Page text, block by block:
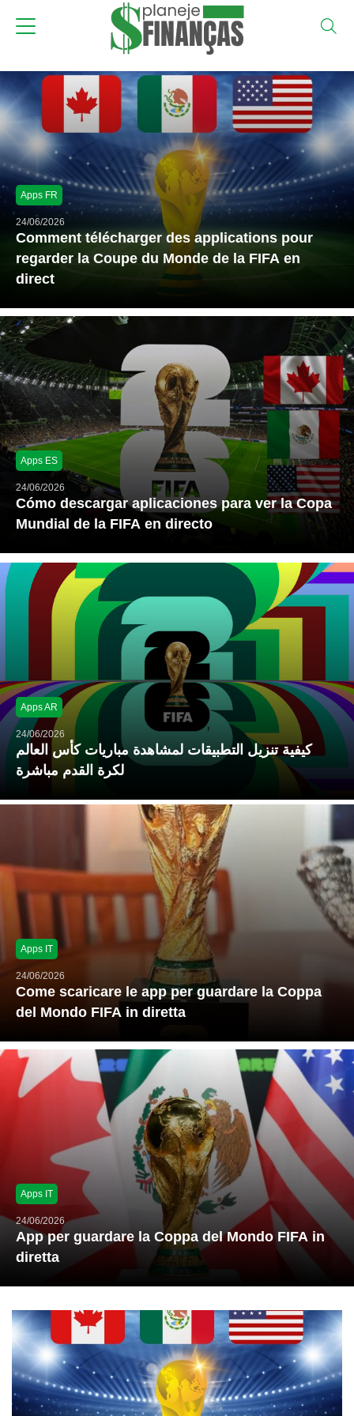
Apps FR
24/06/2026
Comment télécharger des applications pour
regarder la Coupe du Monde de la FIFA en
direct
Apps ES
24/06/2026
Cómo descargar aplicaciones para ver la Copa
Mundial de la FIFA en directo
Apps AR
24/06/2026
كيفية تنزيل التطبيقات لمشاهدة مباريات كأس العالم
لكرة القدم مباشرة
Apps IT
24/06/2026
Come scaricare le app per guardare la Coppa
del Mondo FIFA in diretta
Apps IT
24/06/2026
App per guardare la Coppa del Mondo FIFA in
diretta